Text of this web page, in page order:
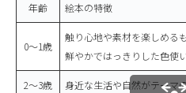
年齢 絵本の特徴
0〜1歳
触り心地や素材を楽しめるも
鮮やかではっきりした色使
2〜3歳 身近な生活や自然がテーマ